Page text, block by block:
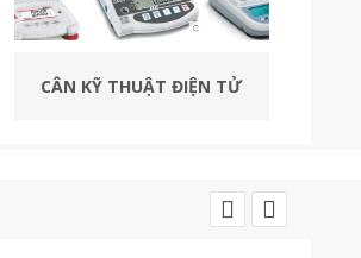
ĐẦU CÂN ĐIỆN TỬ